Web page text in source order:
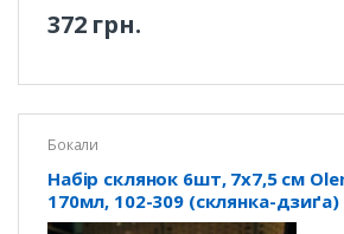
372 грн.
Бокали
Набір склянок 6шт, 7х7,5 см
170мл, 102-309 (склянка-дзиґа)